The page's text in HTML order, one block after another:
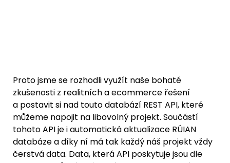
Proto jsme se rozhodli využít naše bohaté
zkušenosti z realitních a ecommerce řešení
a postavit si nad touto databází REST API, které
můžeme napojit na libovolný projekt. Součástí
tohoto API je i automatická aktualizace RÚIAN
databáze a díky ní má tak každý náš projekt vždy
čerstvá data. Data, která API poskytuje jsou dle